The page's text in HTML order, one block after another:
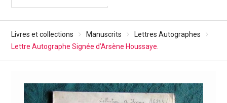
Livres et collections Manuscrits
Lettres Autographes
Lettre Autographe Signée d’Arsène Houssaye.